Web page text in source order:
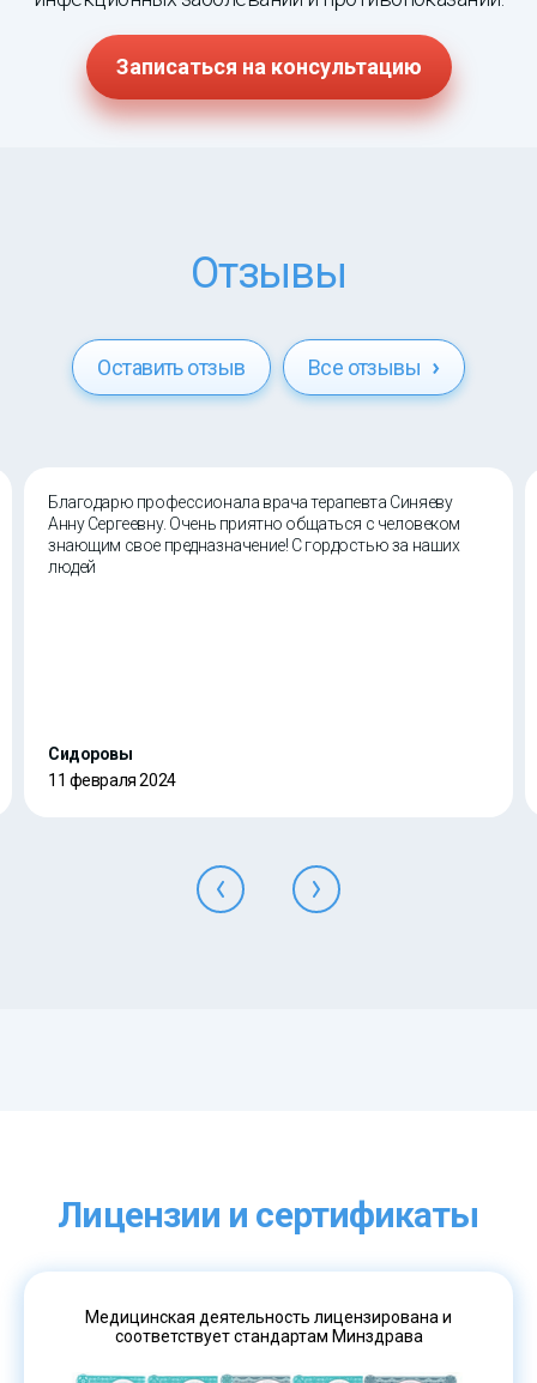
Записаться на консультацию
Отзывы
Оставить отзыв Все отзывы
Благодарю профессионала врача терапевта Синяеву
Анну Сергеевну. Очень приятно общаться с человеком
знающим свое предназначение! С гордостью за наших
людей
Сидоровы
11 февраля 2024
Лицензии и сертификаты
Медицинская деятельность лицензирована и
соответствует стандартам Минздрава